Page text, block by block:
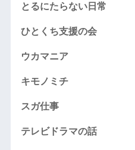
とるにたらない日常
ひとくち支援の会
ウカマニア
キモノミチ
スガ仕事
テレビドラマの話